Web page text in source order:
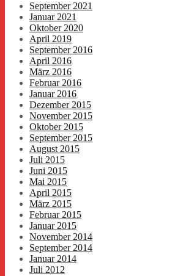
September 2021
Januar 2021
Oktober 2020
April 2019
September 2016
April 2016
März 2016
Februar 2016
Januar 2016
Dezember 2015
November 2015
Oktober 2015
September 2015
August 2015
Juli 2015
Juni 2015
Mai 2015
April 2015
März 2015
Februar 2015
Januar 2015
November 2014
September 2014
Januar 2014
Juli 2012